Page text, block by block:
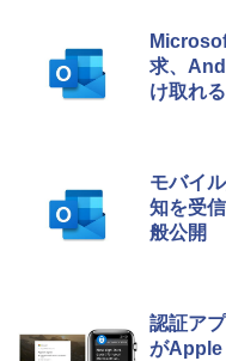
求、
け取れ
モバイ
知を受
般公開
認証ア
がApple